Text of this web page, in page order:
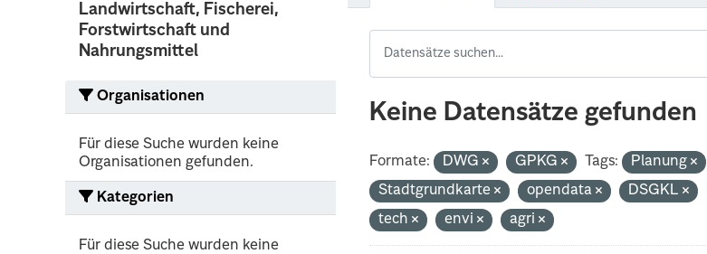
Landwirtschaft, Fischerei,
Forstwirtschaft und
Nahrungsmittel
Organisationen
Für diese Suche wurden keine
Organisationen gefunden.
Kategorien
Für diese Suche wurden keine
Keine Datensätze gefunden
Formate: DWG GPKG Tags:
Planung
Stadtgrundkarte
opendata DSGKL
tech
envi agri